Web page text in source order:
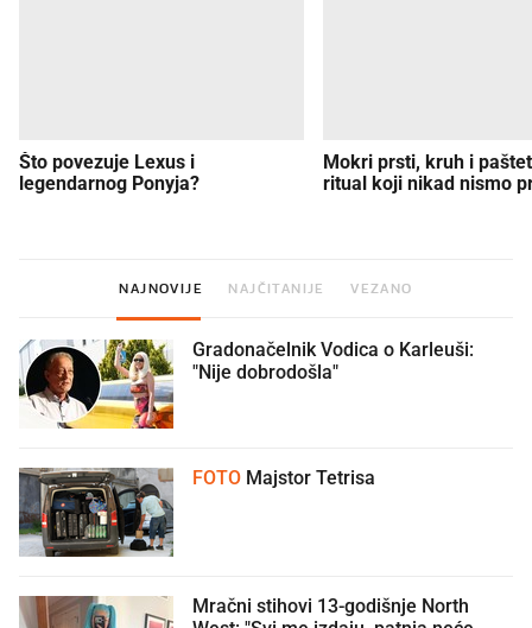
Što povezuje Lexus i
legendarnog Ponyja?
Mokri prsti, kruh i
ritual koji nikad nismo
NAJNOVIJE NAJČITANIJE VEZANO
Gradonačelnik Vodica o Karleuši:
"Nije dobrodošla"
FOTO Majstor Tetrisa
Mračni stihovi 13-godišnje North